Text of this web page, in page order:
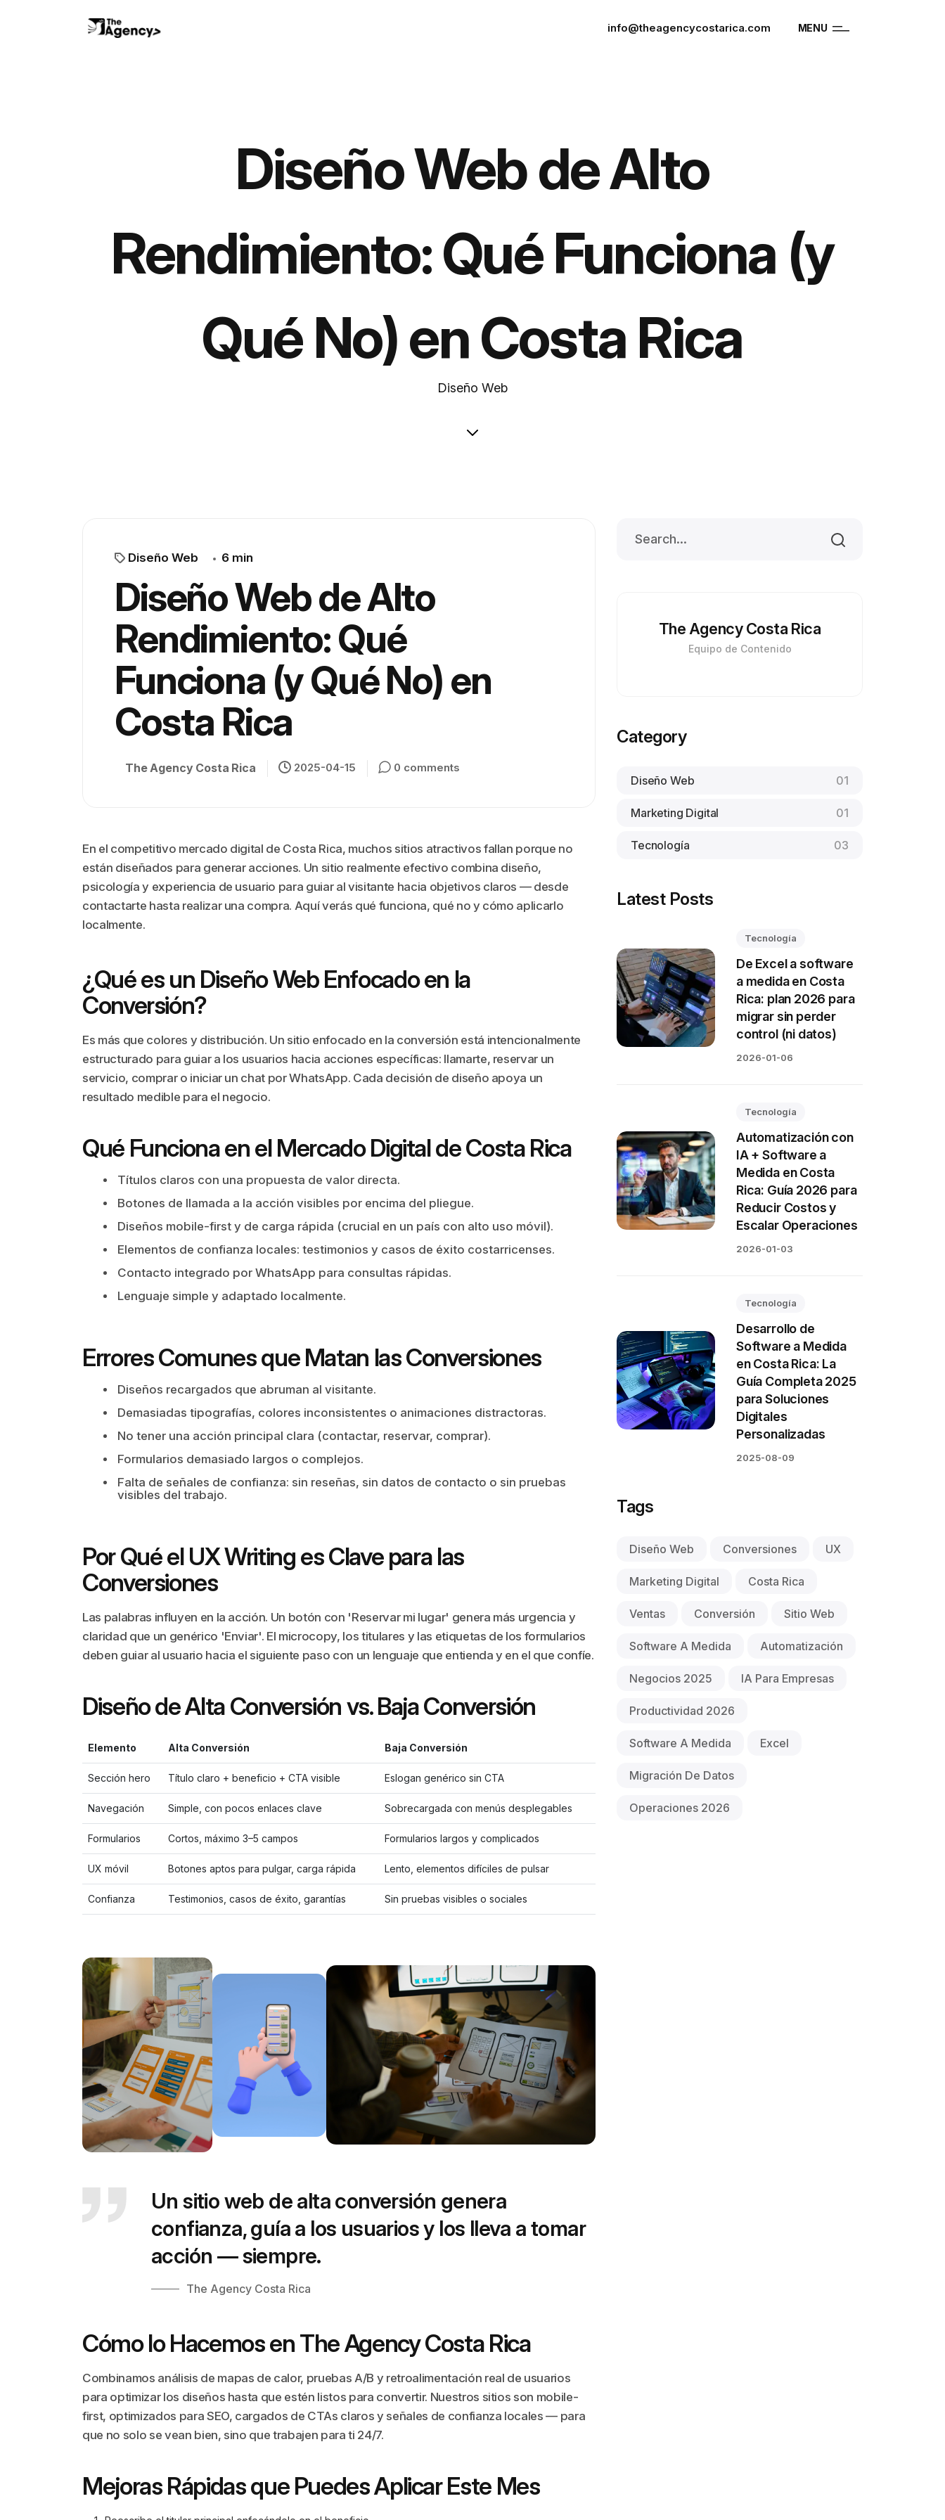
info@theagencycostarica.com MENU
Diseño Web de Alto
Rendimiento: Qué Funciona (y
Qué No) en Costa Rica
Diseño Web
Diseño Web 6 min
Diseño Web de Alto
Rendimiento: Qué
Funciona (y Qué No) en
Costa Rica
The Agency Costa Rica 2025-04-15 0 comments
En el competitivo mercado digital de Costa Rica, muchos sitios atractivos fallan porque no
están diseñados para generar acciones. Un sitio realmente efectivo combina diseño,
psicología y experiencia de usuario para guiar al visitante hacia objetivos claros — desde
contactarte hasta realizar una compra. Aquí verás qué funciona, qué no y cómo aplicarlo
localmente.
¿Qué es un Diseño Web Enfocado en la
Conversión?
Es más que colores y distribución. Un sitio enfocado en la conversión está intencionalmente
estructurado para guiar a los usuarios hacia acciones específicas: llamarte, reservar un
servicio, comprar o iniciar un chat por WhatsApp. Cada decisión de diseño apoya un
resultado medible para el negocio.
Qué Funciona en el Mercado Digital de Costa Rica
Títulos claros con una propuesta de valor directa.
Botones de llamada a la acción visibles por encima del pliegue.
Diseños mobile-first y de carga rápida (crucial en un país con alto uso móvil).
Elementos de confianza locales: testimonios y casos de éxito costarricenses.
Contacto integrado por WhatsApp para consultas rápidas.
Lenguaje simple y adaptado localmente.
Errores Comunes que Matan las Conversiones
Diseños recargados que abruman al visitante.
Demasiadas tipografías, colores inconsistentes o animaciones distractoras.
No tener una acción principal clara (contactar, reservar, comprar).
Formularios demasiado largos o complejos.
Falta de señales de confianza: sin reseñas, sin datos de contacto o sin pruebas
visibles del trabajo.
Por Qué el UX Writing es Clave para las
Conversiones
Las palabras influyen en la acción. Un botón con 'Reservar mi lugar' genera más urgencia y
claridad que un genérico 'Enviar'. El microcopy, los titulares y las etiquetas de los formularios
deben guiar al usuario hacia el siguiente paso con un lenguaje que entienda y en el que confíe.
Diseño de Alta Conversión vs. Baja Conversión
Elemento Alta Conversión Baja Conversión
Sección hero Título claro + beneficio + CTA visible Eslogan genérico sin CTA
Navegación Simple, con pocos enlaces clave Sobrecargada con menús desplegables
Formularios Cortos, máximo 3–5 campos Formularios largos y complicados
UX móvil Botones aptos para pulgar, carga rápida Lento, elementos difíciles de pulsar
Confianza Testimonios, casos de éxito, garantías Sin pruebas visibles o sociales
Un sitio web de alta conversión genera
confianza, guía a los usuarios y los lleva a tomar
acción — siempre.
The Agency Costa Rica
Cómo lo Hacemos en The Agency Costa Rica
Combinamos análisis de mapas de calor, pruebas A/B y retroalimentación real de usuarios
para optimizar los diseños hasta que estén listos para convertir. Nuestros sitios son mobile-
first, optimizados para SEO, cargados de CTAs claros y señales de confianza locales — para
que no solo se vean bien, sino que trabajen para ti 24/7.
Mejoras Rápidas que Puedes Aplicar Este Mes
The Agency Costa Rica
Equipo de Contenido
Category
Diseño Web 01
Marketing Digital 01
Tecnología 03
Latest Posts
Tecnología
De Excel a software
a medida en Costa
Rica: plan 2026 para
migrar sin perder
control (ni datos)
2026-01-06
Tecnología
Automatización con
IA + Software a
Medida en Costa
Rica: Guía 2026 para
Reducir Costos y
Escalar Operaciones
2026-01-03
Tecnología
Desarrollo de
Software a Medida
en Costa Rica: La
Guía Completa 2025
para Soluciones
Digitales
Personalizadas
2025-08-09
Tags
Diseño Web Conversiones UX
Marketing Digital Costa Rica
Ventas Conversión Sitio Web
Software A Medida Automatización
Negocios 2025 IA Para Empresas
Productividad 2026
Software A Medida Excel
Migración De Datos
Operaciones 2026